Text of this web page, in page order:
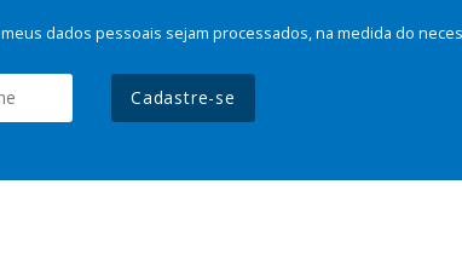
dados pessoais sejam processados, na medida do
Cadastre-se